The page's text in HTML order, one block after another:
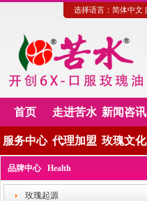
选择语言： 简体中文 |
首页 走进苦水 新闻咨讯
服务中心 代理加盟 玫瑰文化
品牌中心 Health
玫瑰起源